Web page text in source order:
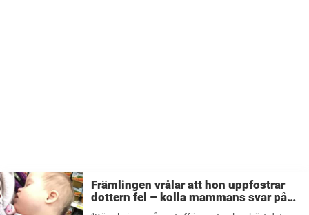
Främlingen vrålar att hon uppfostrar
dottern fel – kolla mammans svar på